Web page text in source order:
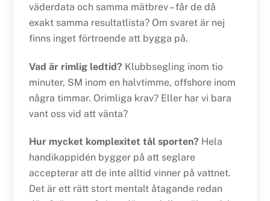
väderdata och samma mätbrev – får de då
exakt samma resultatlista? Om svaret är nej
finns inget förtroende att bygga på.
Vad är rimlig ledtid? Klubbsegling inom tio
minuter, SM inom en halvtimme, offshore inom
några timmar. Orimliga krav? Eller har vi bara
vant oss vid att vänta?
Hur mycket komplexitet tål sporten? Hela
handikappidén bygger på att seglare
accepterar att de inte alltid vinner på vattnet.
Det är ett rätt stort mentalt åtagande redan